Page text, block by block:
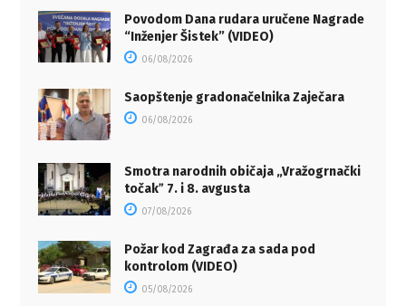
Povodom Dana rudara uručene Nagrade
“Inženjer Šistek” (VIDEO)
06/08/2026
Saopštenje gradonačelnika Zaječara
06/08/2026
Smotra narodnih običaja „Vražogrnački
točakˮ 7. i 8. avgusta
07/08/2026
Požar kod Zagrađa za sada pod
kontrolom (VIDEO)
05/08/2026